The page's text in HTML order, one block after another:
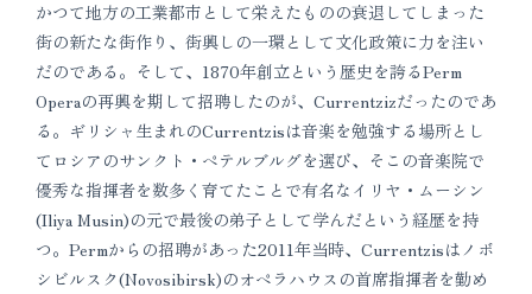
かつて地方の工業都市として栄えたものの衰退してしまった
街の新たな街作り、街興しの一環として文化政策に力を注い
だのである。そして、1870年創立という歴史を誇るPerm
Operaの再興を期して招聘したのが、Currentzizだったのであ
る。ギリシャ生まれのCurrentzisは音楽を勉強する場所とし
てロシアのサンクト・ペテルブルグを選び、そこの音楽院で
優秀な指揮者を数多く育てたことで有名なイリヤ・ムーシン
(Iliya Musin)の元で最後の弟子として学んだという経歴を持
つ。Permからの招聘があった2011年当時、Currentzisはノボ
シビルスク(Novosibirsk)のオペラハウスの首席指揮者を勤め